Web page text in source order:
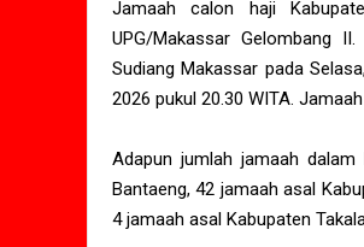
Jamaah calon haji
UPG/Makassar Gelombang
Sudiang Makassar pada
2026 pukul 20.30 WITA.
Adapun jumlah jamaah
Bantaeng, 42 jamaah asal
4 jamaah asal Kabupaten